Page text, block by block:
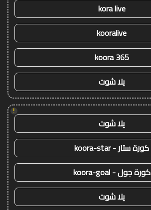
kora live
kooralive
koora 365
يلا شوت
!
يلا شوت
كورة ستار - koora-star
كورة جول - koora-goal
يلا شوت